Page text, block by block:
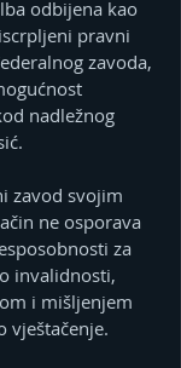
odbijena kao
pravni
zavoda,
nadležnog
zavod svojim
ne osporava
za
invalidnosti,
i mišljenjem
vještačenje.